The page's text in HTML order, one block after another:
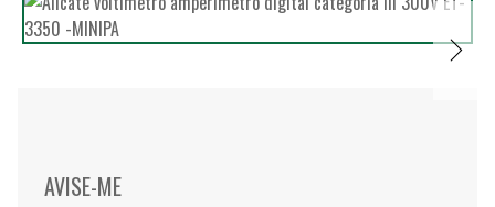
AVISE-ME